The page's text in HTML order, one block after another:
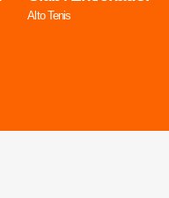
Alto Tenis